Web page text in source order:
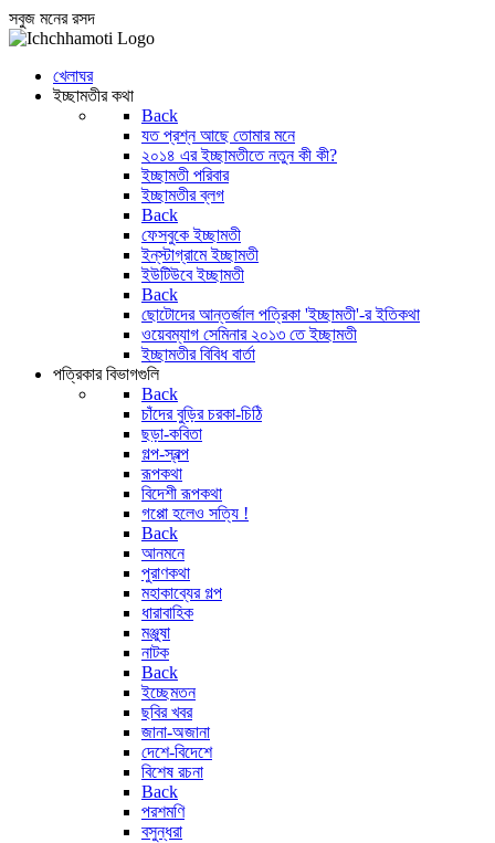
সবুজ মনের রসদ
খেলাঘর
ইচ্ছামতীর কথা
Back
যত প্রশ্ন আছে তোমার মনে
২০১৪ এর ইচ্ছামতীতে নতুন কী কী?
ইচ্ছামতী পরিবার
ইচ্ছামতীর ব্লগ
Back
ফেসবুকে ইচ্ছামতী
ইন্‌স্টাগ্রামে ইচ্ছামতী
ইউটিউবে ইচ্ছামতী
Back
ছোটোদের আন্তর্জাল পত্রিকা 'ইচ্ছামতী'-র ইতিকথা
ওয়েবম্যাগ সেমিনার ২০১৩ তে ইচ্ছামতী
ইচ্ছামতীর বিবিধ বার্তা
পত্রিকার বিভাগগুলি
Back
চাঁদের বুড়ির চরকা-চিঠি
ছড়া-কবিতা
গল্প-স্বল্প
রূপকথা
বিদেশী রূপকথা
গপ্পো হলেও সত্যি !
Back
আনমনে
পুরাণকথা
মহাকাব্যের গল্প
ধারাবাহিক
মঞ্জুষা
নাটক
Back
ইচ্ছেমতন
ছবির খবর
জানা-অজানা
দেশে-বিদেশে
বিশেষ রচনা
Back
পরশমণি
বসুন্ধরা